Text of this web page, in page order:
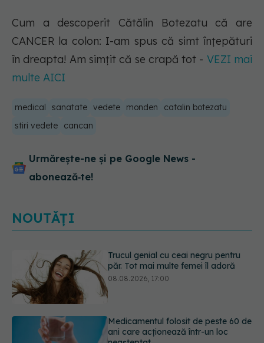
Cum a descoperit Cătălin Botezatu că are
CANCER la colon: I-am spus că simt înțepături
în dreapta! Am simțit că se crapă tot - VEZI mai
multe AICI
medical sanatate vedete monden
catalin botezatu
stiri vedete
cancan
Urmărește-ne și pe Google News -
abonează‑te!
NOUTĂȚI
Medicamentul folosit de peste 60 de
ani care acționează într-un loc
neașteptat
Trucul simplu care face pepenele
verde mult mai ușor de tăiat